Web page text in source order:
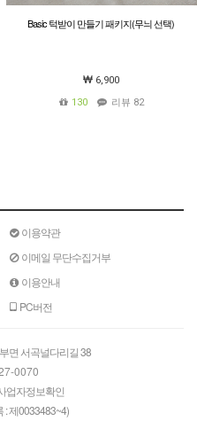
Basic 턱받이 만들기 패키지(무늬 선택)
6,900
130
리뷰 82
이용약관
이메일 무단수집거부
이용안내
PC버전
면 서곡널다리길 38
0070
업자정보확인
: 제0033483~4)